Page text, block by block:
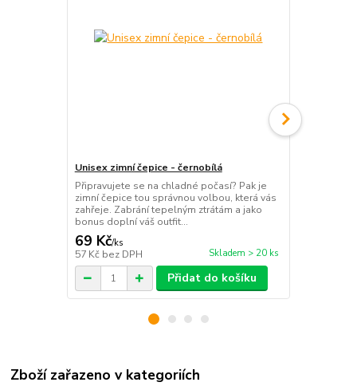
Unisex zimní čepice - černobílá
Připravujete se na chladné počasí? Pak je
zimní čepice tou správnou volbou, která vás
zahřeje. Zabrání tepelným ztrátám a jako
bonus doplní váš outfit...
69 Kč/ks
57 Kč bez DPH Skladem > 20 ks
Přidat do košíku
Zboží zařazeno v kategoriích